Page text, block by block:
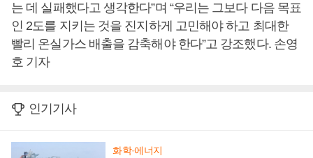
는 데 실패했다고 생각한다”며 “우리는 그보다 다음 목표
인 2도를 지키는 것을 진지하게 고민해야 하고 최대한
빨리 온실가스 배출을 감축해야 한다”고 강조했다. 손영
호 기자
인기기사
화학·에너지